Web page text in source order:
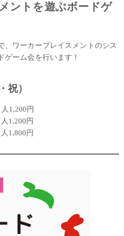
ントを遊ぶボードゲ
、ワーカープレイスメントのシス
ゲーム会を行います！
祝）
1,200円
1,200円
1,800円